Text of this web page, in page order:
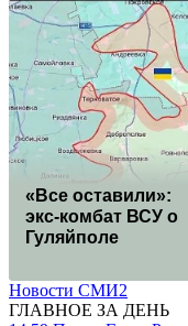
«Все оставили»:
экс-комбат ВСУ о
Гуляйполе
Новости СМИ2
ГЛАВНОЕ ЗА ДЕНЬ